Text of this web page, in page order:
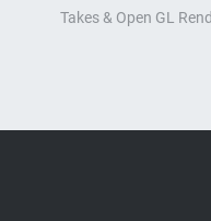
Takes & Open GL